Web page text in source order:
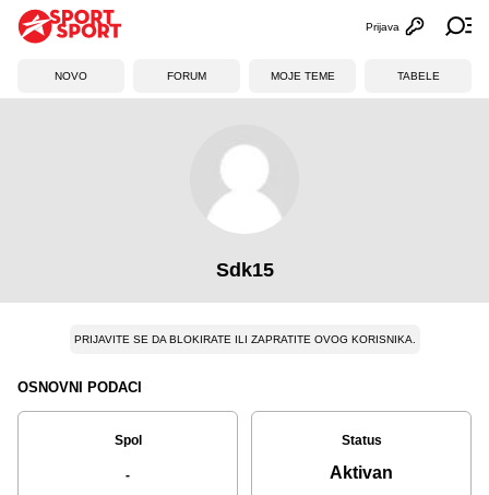
Otvori
Prijava
NOVO FORUM MOJE TEME TABELE
Sdk15
PRIJAVITE SE DA BLOKIRATE ILI ZAPRATITE OVOG KORISNIKA.
OSNOVNI PODACI
Spol
-
Status
Aktivan